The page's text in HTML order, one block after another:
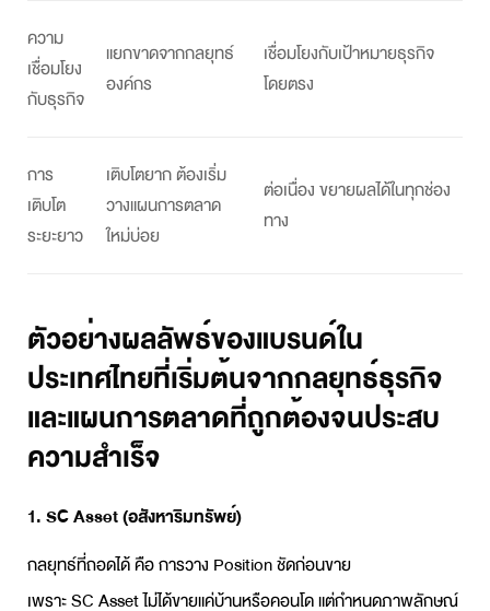
ความ
เชื่อมโยง
กับธุรกิจ
แยกขาดจากกลยุทธ์
องค์กร
เชื่อมโยงกับเป้าหมายธุรกิจ
โดยตรง
การ
เติบโต
ระยะยาว
เติบโตยาก ต้องเริ่ม
วางแผนการตลาด
ใหม่บ่อย
ต่อเนื่อง ขยายผลได้ในทุกช่อง
ทาง
ตัวอย่างผลลัพธ์ของแบรนด์ใน
ประเทศไทยที่เริ่มต้นจากกลยุทธ์ธุรกิจ
และแผนการตลาดที่ถูกต้องจนประสบ
ความสำเร็จ
1. SC Asset (อสังหาริมทรัพย์)
กลยุทธ์ที่ถอดได้ คือ การวาง Position ชัดก่อนขาย
เพราะ SC Asset ไม่ได้ขายแค่บ้านหรือคอนโด แต่กำหนดภาพลักษณ์